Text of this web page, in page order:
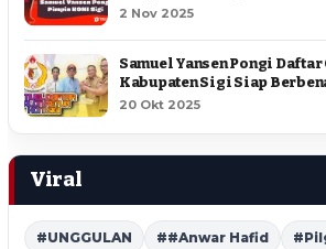
2 Nov 2025
Samuel Yansen Pongi Daftar
Kabupaten Sigi Siap
20 Okt 2025
Viral
#UNGGULAN ##Anwar Hafid